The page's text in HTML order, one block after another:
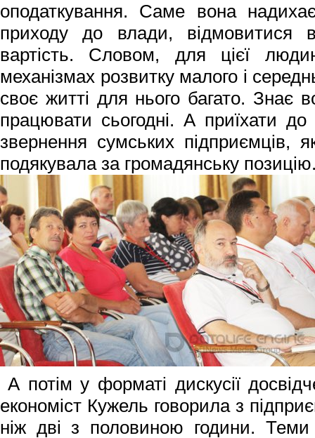
оподаткування. Саме вона
приходу до влади, відмовитися
вартість. Словом, для цієї
механізмах розвитку малого і
своє житті для нього багато. Знає
працювати сьогодні. А приїхати
звернення сумських підприємців,
подякувала за громадянську
А потім у форматі дискусії
економіст Кужель говорила з
ніж дві з половиною години. Теми